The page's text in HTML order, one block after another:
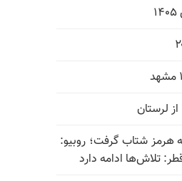
هرمز شتاب گرفت؛ روبیو:
تلاش‌ها ادامه دارد